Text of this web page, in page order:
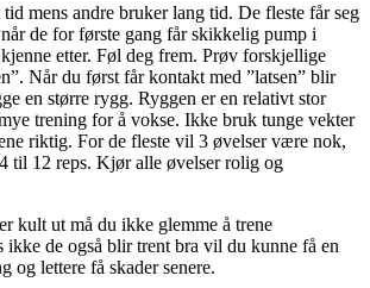
mens andre bruker lang tid. De fleste får seg
de for første gang får skikkelig pump i
etter. Føl deg frem. Prøv forskjellige
Når du først får kontakt med ”latsen” blir
en større rygg. Ryggen er en relativt stor
trening for å vokse. Ikke bruk tunge vekter
riktig. For de fleste vil 3 øvelser være nok,
til 12 reps. Kjør alle øvelser rolig og
kult ut må du ikke glemme å trene
ikke de også blir trent bra vil du kunne få en
og lettere få skader senere.